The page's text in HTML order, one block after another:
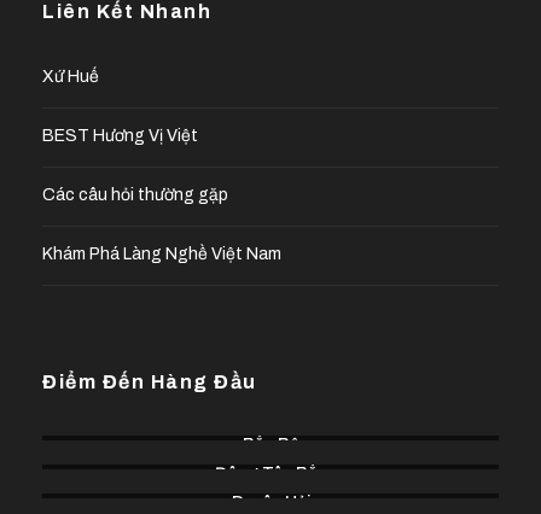
Liên Kết Nhanh
Xứ Huế
BEST Hương Vị Việt
Các câu hỏi thường gặp
Khám Phá Làng Nghề Việt Nam
Điểm Đến Hàng Đầu
Bắc Bộ
Đông Tây Bắc
Duyên Hải